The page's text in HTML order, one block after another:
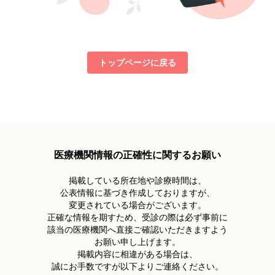
トップページに戻る
医療機関情報の正確性に関するお願い
掲載している所在地や診療時間は、
公表情報に基づき作成しておりますが、
変更されている場合がございます。
正確な情報を期すため、受診の際は必ず事前に
該当の医療機関へ直接ご確認いただきますよう
お願い申し上げます。
掲載内容に相違がある場合は、
誠にお手数ですが以下よりご連絡ください。